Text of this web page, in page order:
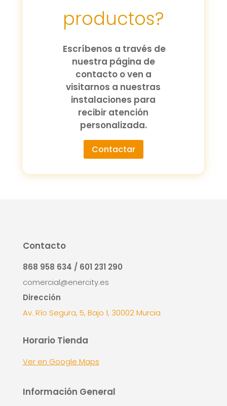
productos?
Escríbenos a través de
nuestra página de
contacto o ven a
visitarnos a nuestras
instalaciones para
recibir atención
personalizada.
Contactar
Contacto
868 958 634 / 601 231 290
comercial@enercity.es
Dirección
Av. Río Segura, 5, Bajo 1, 30002 Murcia
Horario Tienda
Ver en Google Maps
Información General